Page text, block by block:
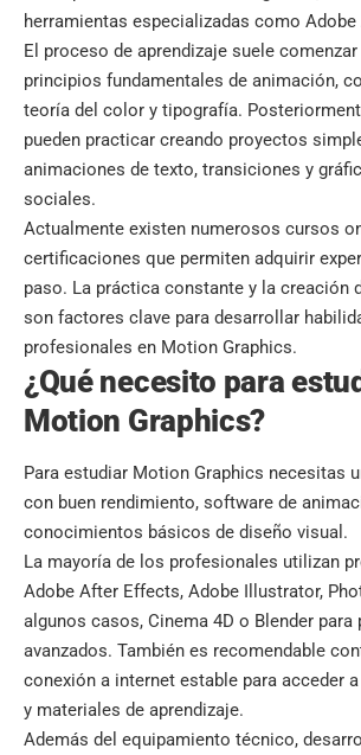
herramientas especializadas como
El proceso de aprendizaje suele
principios fundamentales de animación,
teoría del color y tipografía.
pueden practicar creando proyectos
animaciones de texto, transiciones y
sociales.
Actualmente existen numerosos cursos
certificaciones que permiten adquirir
paso. La práctica constante y la creación
son factores clave para desarrollar
profesionales en Motion Graphics.
¿Qué necesito para
Motion Graphics?
Para estudiar Motion Graphics necesitas
con buen rendimiento, software de
conocimientos básicos de diseño visual.
La mayoría de los profesionales utilizan
Adobe After Effects, Adobe Illustrator,
algunos casos, Cinema 4D o Blender
avanzados. También es recomendable
conexión a internet estable para acceder
y materiales de aprendizaje.
Además del equipamiento técnico,